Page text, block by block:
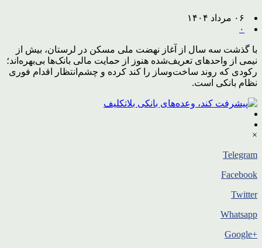
۰۶ مرداد ۱۴۰۴
۰
با گذشت سه سال از آغاز نهضت ملی مسکن در لرستان، بیش از
نیمی از واحدهای تعریف‌شده هنوز از حمایت مالی بانک‌ها بی‌بهره‌اند؛
رکودی که روند ساخت‌وساز را کند کرده و چشم‌انتظار اقدام فوری
نظام بانکی است.
×
Telegram
Facebook
Twitter
Whatsapp
+Google